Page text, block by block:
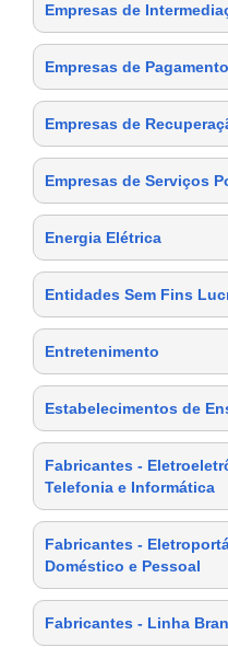
Empresas de
Empresas de
Empresas de
Empresas de Serviços
Energia Elétrica
Entidades Sem Fins
Entretenimento
Estabelecimentos de
Fabricantes -
Telefonia e Informática
Fabricantes -
Doméstico e Pessoal
Fabricantes - Linha